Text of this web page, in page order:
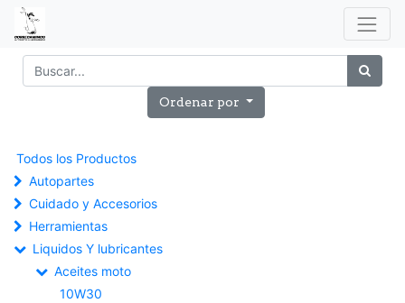
Ordenar por
Todos los Productos
Autopartes
Cuidado y Accesorios
Herramientas
Liquidos Y lubricantes
Aceites moto
10W30